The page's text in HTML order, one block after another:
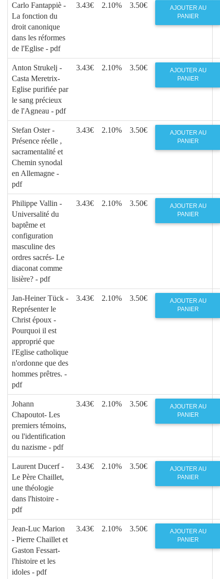
Carlo Fantappiè -
La fonction du
droit canonique
dans les réformes
de l'Eglise - pdf
3.43€ 2.10% 3.50€
AJOUTER AU
PANIER
Anton Strukelj -
Casta Meretrix-
Eglise purifiée par
le sang précieux
de l'Agneau - pdf
3.43€ 2.10% 3.50€
AJOUTER AU
PANIER
Stefan Oster -
Présence réelle ,
sacramentalité et
Chemin synodal
en Allemagne -
pdf
3.43€ 2.10% 3.50€
AJOUTER AU
PANIER
Philippe Vallin -
Universalité du
baptême et
configuration
masculine des
ordres sacrés- Le
diaconat comme
lisière? - pdf
3.43€ 2.10% 3.50€
AJOUTER AU
PANIER
Jan-Heiner Tück -
Représenter le
Christ époux -
Pourquoi il est
approprié que
l'Eglise catholique
n'ordonne que des
hommes prêtres. -
pdf
3.43€ 2.10% 3.50€
AJOUTER AU
PANIER
Johann
Chapoutot- Les
premiers témoins,
ou l'identification
du nazisme - pdf
3.43€ 2.10% 3.50€
AJOUTER AU
PANIER
Laurent Ducerf -
Le Père Chaillet,
une théologie
dans l'histoire -
pdf
3.43€ 2.10% 3.50€
AJOUTER AU
PANIER
Jean-Luc Marion
- Pierre Chaillet et
Gaston Fessart-
l'histoire et les
idoles - pdf
3.43€ 2.10% 3.50€
AJOUTER AU
PANIER